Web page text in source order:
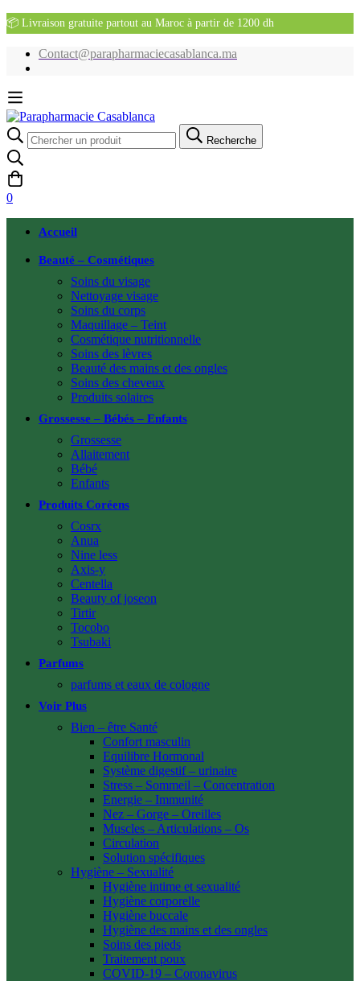
📦 Livraison gratuite partout au Maroc à partir de 1200 dh
Contact@parapharmaciecasablanca.ma
Recherche
pour:
Recherche
0
Accueil
Beauté – Cosmétiques
Soins du visage
Nettoyage visage
Soins du corps
Maquillage – Teint
Cosmétique nutritionnelle
Soins des lèvres
Beauté des mains et des ongles
Soins des cheveux
Produits solaires
Grossesse – Bébés – Enfants
Grossesse
Allaitement
Bébé
Enfants
Produits Coréens
Cosrx
Anua
Nine less
Axis-y
Centella
Beauty of joseon
Tirtir
Tocobo
Tsubaki
Parfums
parfums et eaux de cologne
Voir Plus
Bien – être Santé
Confort masculin
Equilibre Hormonal
Système digestif – urinaire
Stress – Sommeil – Concentration
Energie – Immunité
Nez – Gorge – Oreilles
Muscles – Articulations – Os
Circulation
Solution spécifiques
Hygiène – Sexualité
Hygiène intime et sexualité
Hygiène corporelle
Hygiène buccale
Hygiène des mains et des ongles
Soins des pieds
Traitement poux
COVID-19 – Coronavirus